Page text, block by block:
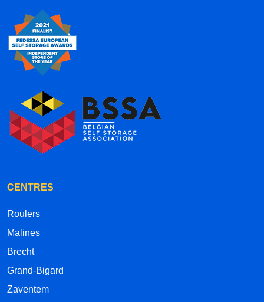
CENTRES
Roulers
Malines
Brecht
Grand-Bigard
Zaventem